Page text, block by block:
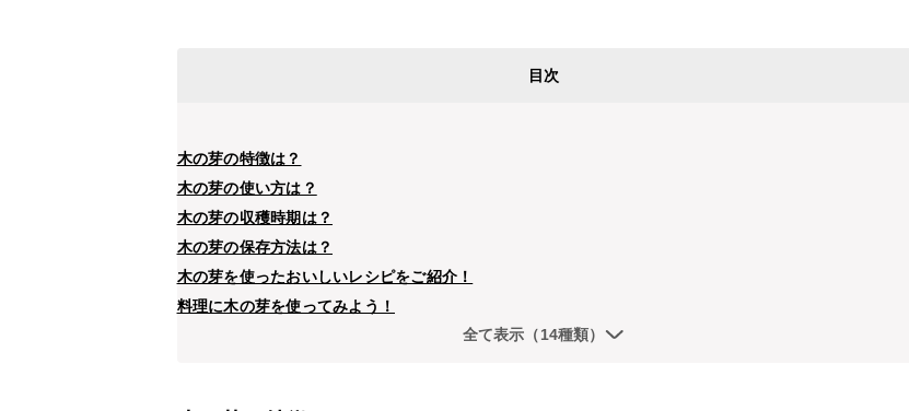
目次
木の芽の特徴は？
木の芽の使い方は？
木の芽の収穫時期は？
木の芽の保存方法は？
木の芽を使ったおいしいレシピをご紹介！
料理に木の芽を使ってみよう！
全て表示（14種類）